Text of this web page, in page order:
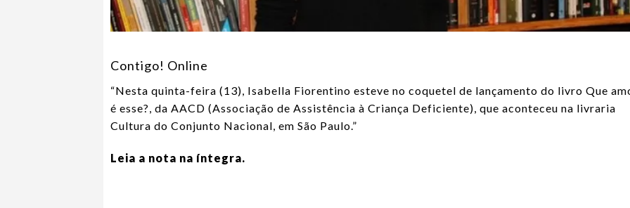
Contigo! Online
“Nesta quinta-feira (13), Isabella Fiorentino esteve no coquetel de lançamento do livro Que
é esse?, da AACD (Associação de Assistência à Criança Deficiente), que aconteceu na livraria
Cultura do Conjunto Nacional, em São Paulo.”
Leia a nota na íntegra.